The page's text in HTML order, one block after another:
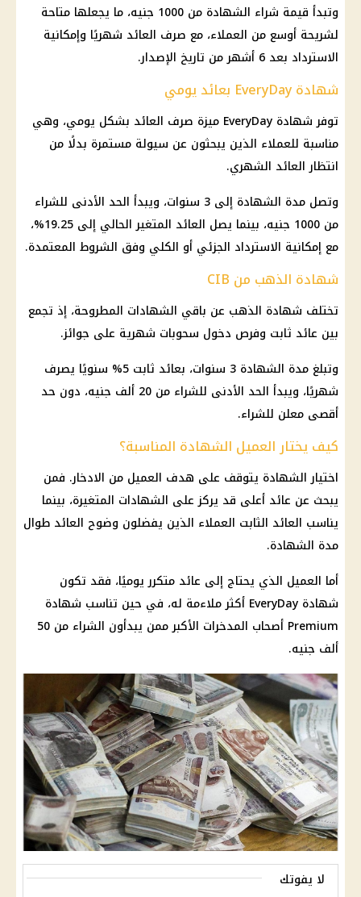
وتبدأ قيمة شراء الشهادة من 1000 جنيه، ما يجعلها متاحة
لشريحة أوسع من العملاء، مع صرف العائد شهريًا وإمكانية
الاسترداد بعد 6 أشهر من تاريخ الإصدار.
شهادة EveryDay بعائد يومي
توفر شهادة EveryDay ميزة صرف العائد بشكل يومي، وهي
مناسبة للعملاء الذين يبحثون عن سيولة مستمرة بدلًا من
انتظارالعائد الشهري.
وتصل مدة الشهادة إلى 3 سنوات، ويبدأ الحد الأدنى للشراء
من 1000 جنيه، بينما يصل العائد المتغير الحالي إلى 19.25%،
مع إمكانية الاسترداد الجزئي أو الكلي وفق الشروط المعتمدة.
شهادة الذهب من CIB
تختلف شهادة الذهب عن باقي الشهادات المطروحة، إذ تجمع
بين عائد ثابت وفرص دخول سحوبات شهرية على جوائز.
وتبلغ مدة الشهادة 3 سنوات، بعائد ثابت 5% سنويًا يصرف
شهريًا، ويبدأ الحد الأدنى للشراء من 20 ألف جنيه، دون حد
أقصى معلن للشراء.
كيف يختار العميل الشهادة المناسبة؟
اختيار الشهادة يتوقف على هدف العميل من الادخار. فمن
يبحث عن عائد أعلى قد يركز على الشهادات المتغيرة، بينما
يناسب العائد الثابت العملاء الذين يفضلون وضوح العائد طوال
مدة الشهادة.
أما العميل الذي يحتاج إلى عائد متكرر يوميًا، فقد تكون
شهادة EveryDay أكثر ملاءمة له، في حين تناسب شهادة
Premium أصحاب المدخرات الأكبر ممن يبدأون الشراء من 50
ألف جنيه.
لا يفوتك